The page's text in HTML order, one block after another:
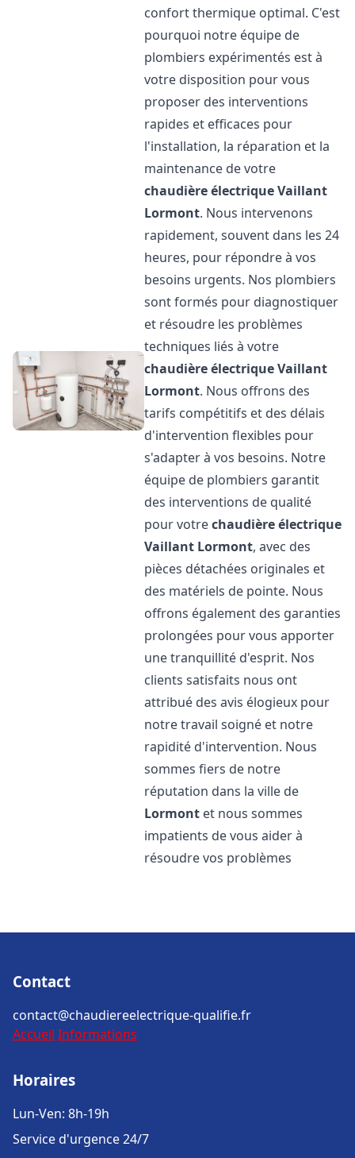
confort thermique optimal. C'est
pourquoi notre équipe de
plombiers expérimentés est à
votre disposition pour vous
proposer des interventions
rapides et efficaces pour
l'installation, la réparation et la
maintenance de votre
chaudière électrique Vaillant
Lormont. Nous intervenons
rapidement, souvent dans les 24
heures, pour répondre à vos
besoins urgents. Nos plombiers
sont formés pour diagnostiquer
et résoudre les problèmes
techniques liés à votre
chaudière électrique Vaillant
Lormont. Nous offrons des
tarifs compétitifs et des délais
d'intervention flexibles pour
s'adapter à vos besoins. Notre
équipe de plombiers garantit
des interventions de qualité
pour votrechaudière électrique
Vaillant Lormont, avec des
pièces détachées originales et
des matériels de pointe. Nous
offrons également des garanties
prolongées pour vous apporter
une tranquillité d'esprit. Nos
clients satisfaits nous ont
attribué des avis élogieux pour
notre travail soigné et notre
rapidité d'intervention. Nous
sommes fiers de notre
réputation dans la ville de
Lormont et nous sommes
impatients de vous aider à
résoudre vos problèmes
Contact
contact@chaudiereelectrique-qualifie.fr
Accueil Informations
Horaires
Lun-Ven: 8h-19h
Service d'urgence 24/7